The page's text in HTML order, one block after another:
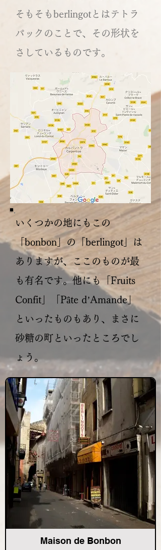
そもそもberlingotとはテトラ
パックのことで、その形状を
さしているものです。
いくつかの地にもこの
「bonbon」の「berlingot」は
ありますが、ここのものが最
も有名です。他にも「Fruits
Confit」「Pâte d’Amande」
といったものもあり、まさに
砂糖の町といったところでし
ょう。
Maison de Bonbon